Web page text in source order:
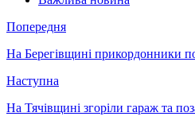
Попередня
На Берегівщині прикордонники
Наступна
На Тячівщині згоріли гараж та